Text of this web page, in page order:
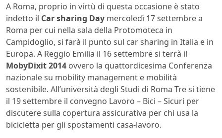
A Roma, proprio in virtù di questa occasione è stato
indetto il Car sharing Day mercoledì 17 settembre a
Roma per cui nella sala della Protomoteca in
Campidoglio, si farà il punto sul car sharing in Italia e in
Europa. A Reggio Emilia il 16 settembre si terrà il
MobyDixit 2014 ovvero la quattordicesima Conferenza
nazionale su mobility management e mobilità
sostenibile. All’università degli Studi di Roma Tre si tiene
il 19 settembre il convegno Lavoro – Bici – Sicuri per
discutere sulla copertura assicurativa per chi usa la
bicicletta per gli spostamenti casa-lavoro.